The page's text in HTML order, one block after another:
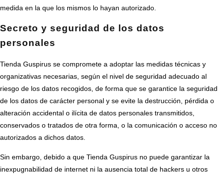
medida en la que los mismos lo hayan autorizado.
Secreto y seguridad de los datos
personales
Tienda Guspirus se compromete a adoptar las medidas técnicas y
organizativas necesarias, según el nivel de seguridad adecuado al
riesgo de los datos recogidos, de forma que se garantice la seguridad
de los datos de carácter personal y se evite la destrucción, pérdida o
alteración accidental o ilícita de datos personales transmitidos,
conservados o tratados de otra forma, o la comunicación o acceso no
autorizados a dichos datos.
Sin embargo, debido a que Tienda Guspirus no puede garantizar la
inexpugnabilidad de internet ni la ausencia total de hackers u otros